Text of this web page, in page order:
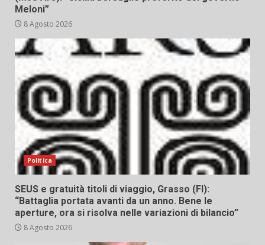
Meloni”
8 Agosto 2026
Politica
SEUS e gratuità titoli di viaggio, Grasso (FI):
“Battaglia portata avanti da un anno. Bene le
aperture, ora si risolva nelle variazioni di bilancio”
8 Agosto 2026